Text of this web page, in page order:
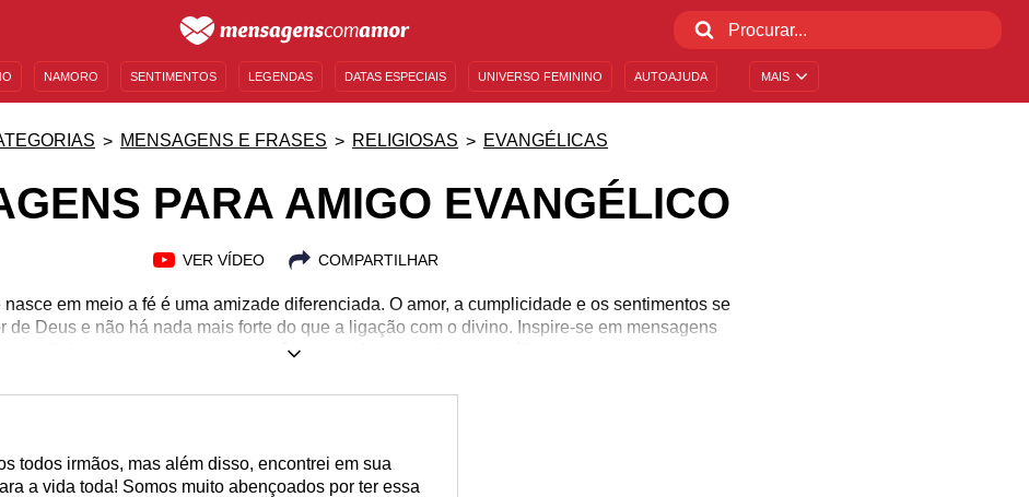
MAIS
NAMORO SENTIMENTOS LEGENDAS DATAS ESPECIAIS UNIVERSO FEMININO AUTOAJUDA
MENSAGENS E FRASES RELIGIOSAS EVANGÉLICAS
PARA AMIGO EVANGÉLICO
VER VÍDEO COMPARTILHAR
em meio a fé é uma amizade diferenciada. O amor, a cumplicidade e os sentimentos se
de Deus e não há nada mais forte do que a ligação com o divino. Inspire-se em mensagens
religiosas e expresse o que você sente pelo seu amigo evangélico.
todos irmãos, mas além disso, encontrei em sua
a vida toda! Somos muito abençoados por ter essa